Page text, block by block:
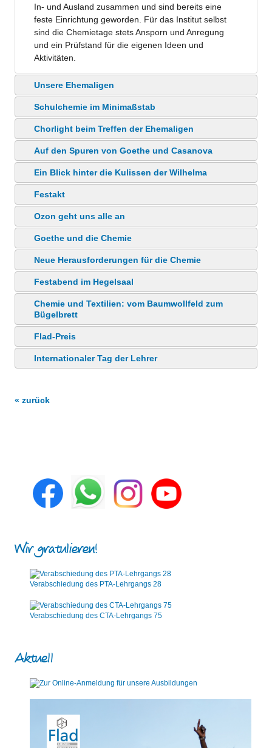
In- und Ausland zusammen und sind bereits eine
feste Einrichtung geworden. Für das Institut selbst
sind die Chemietage stets Ansporn und Anregung
und ein Prüfstand für die eigenen Ideen und
Aktivitäten.
Unsere Ehemaligen
Schulchemie im Minimaßstab
Chorlight beim Treffen der Ehemaligen
Auf den Spuren von Goethe und Casanova
Ein Blick hinter die Kulissen der Wilhelma
Festakt
Ozon geht uns alle an
Goethe und die Chemie
Neue Herausforderungen für die Chemie
Festabend im Hegelsaal
Chemie und Textilien: vom Baumwollfeld zum
Bügelbrett
Flad-Preis
Internationaler Tag der Lehrer
« zurück
Wir gratulieren!
Verabschiedung des PTA-Lehrgangs 28
Verabschiedung des CTA-Lehrgangs 75
Aktuell